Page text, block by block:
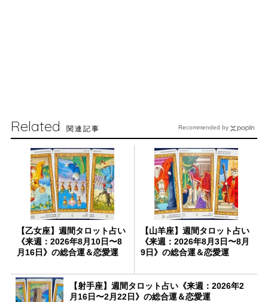
Related 関連記事
【乙女座】週間タロット占い
《来週：2026年8月10日〜8
月16日》の総合運＆恋愛運
【山羊座】週間タロット占い
《来週：2026年8月3日〜8月
9日》の総合運＆恋愛運
【射手座】週間タロット占い《来週：2026年2
月16日〜2月22日》の総合運＆恋愛運
Recommended by